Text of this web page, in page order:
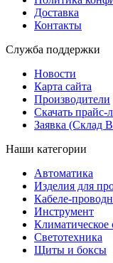
Доставка
Контакты
Служба поддержки
Новости
Карта сайта
Производители
Скачать прайс-
Заявка (Склад
Наши категории
Автоматика
Изделия для
Кабеле-
Инструмент
Климатическое
Светотехника
Щиты и боксы